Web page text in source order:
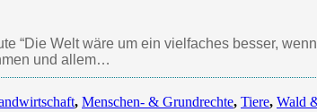
“Die Welt wäre um ein vielfaches besser,
und allem…
, Menschen- & Grundrechte, Tiere, Wald